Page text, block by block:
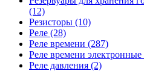
(12)
Резисторы (10)
Реле (28)
Реле времени (287)
Реле времени электронные
Реле давления (2)